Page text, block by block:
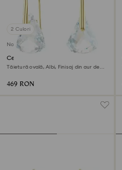
2 Culori
Nou
Cercei cu drop Lunar
Tăietură ovală, Albi, Finisaj din aur de
469 RON